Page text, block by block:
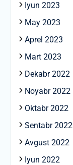
Iyun 2023
May 2023
Aprel 2023
Mart 2023
Dekabr 2022
Noyabr 2022
Oktabr 2022
Sentabr 2022
Avgust 2022
Iyun 2022